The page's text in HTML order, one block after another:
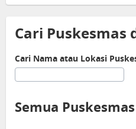
Cari Puskesmas
Cari Nama atau Lokasi
Semua